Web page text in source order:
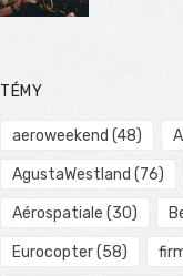
TÉMY
aeroweekend (48)
AgustaWestland (76)
Aérospatiale (30)
Eurocopter(58)